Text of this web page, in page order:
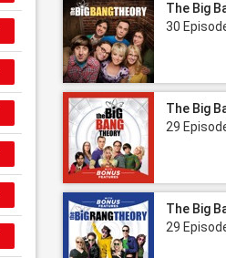
The Big
30
The Big
29
The Big
29